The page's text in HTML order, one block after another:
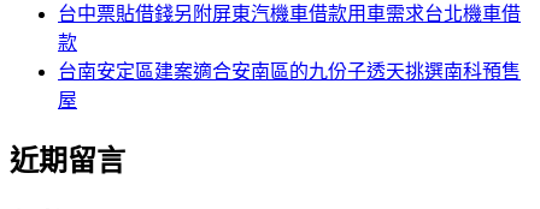
台中票貼借錢另附屏東汽機車借款用車需求台北機車借
款
台南安定區建案適合安南區的九份子透天挑選南科預售
屋
近期留言